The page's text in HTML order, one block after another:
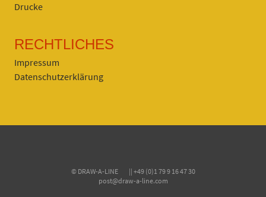
Drucke
RECHTLICHES
Impressum
Datenschutzerklärung
© DRAW-A-LINE || +49 (0)1 79 9 16 47 30
post@draw-a-line.com